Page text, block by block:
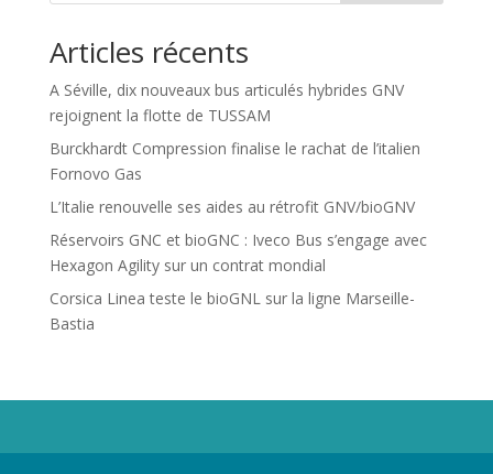
Articles récents
A Séville, dix nouveaux bus articulés hybrides GNV
rejoignent la flotte de TUSSAM
Burckhardt Compression finalise le rachat de l’italien
Fornovo Gas
L’Italie renouvelle ses aides au rétrofit GNV/bioGNV
Réservoirs GNC et bioGNC : Iveco Bus s’engage avec
Hexagon Agility sur un contrat mondial
Corsica Linea teste le bioGNL sur la ligne Marseille-
Bastia
Propriété de Territoire d'Energie Lot-et-Garonne. Voir